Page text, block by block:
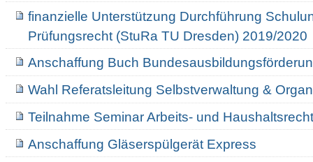
finanzielle Unterstützung Durchführung
Prüfungsrecht (StuRa TU Dresden) 2019/2020
Anschaffung Buch
Wahl Referatsleitung Selbstverwaltung &
Teilnahme Seminar Arbeits- und
Anschaffung Gläserspülgerät Express